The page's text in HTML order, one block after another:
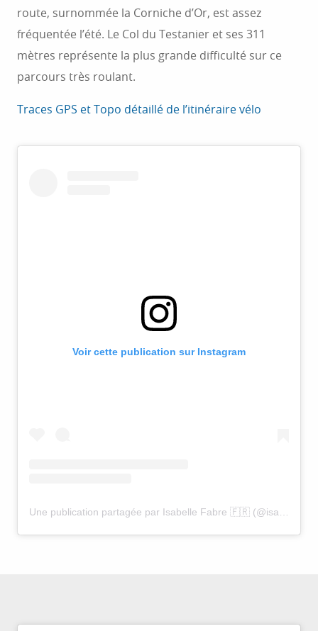
route, surnommée la Corniche d’Or, est assez
fréquentée l’été. Le Col du Testanier et ses 311
mètres représente la plus grande difficulté sur ce
parcours très roulant.
Traces GPS et Topo détaillé de l’itinéraire vélo
Voir cette publication sur Instagram